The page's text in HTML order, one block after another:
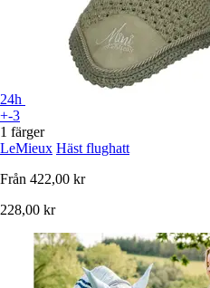
24h
+-3
1 färger
LeMieux Häst flughatt
Från 422,00 kr
228,00 kr